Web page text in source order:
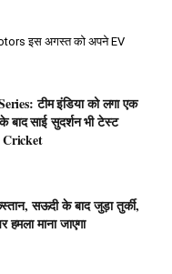
इस अगस्त को अपने EV
टीम इंडिया को लगा एक
बाद साई सुदर्शन भी टेस्ट
Cricket
सऊदी के बाद जुड़ा तुर्की,
माना जाएगा